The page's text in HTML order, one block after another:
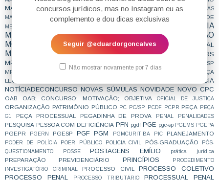
concursos jurídicos, mas no Instagram eu as
complemento e dou dicas exclusivas
Seguir @eduardorgoncalves
Não mostrar novamente por 7 dias
MAGISTRATURA ESTADUAL MAGISTRATURA FEDERAL
MAIS LIDAS
MAMÃES
MATERIAL MATERIAL GRATUITO MEDICINA LEGAL MENTALIDADE
MERCADO DE TRABALHO
METODOLOGIA
MINISTÉRIO PÚBLICO
MINORIAS
MOTIVAÇÃO
MOTIVACIONAL
MP MPAC MPBA MPCE MPDFT MPE MPESTADUAL
MPF MPF; DIREITO PENAL MPF28 MPF29
MPFLOVERS
MPFTEAM
MPMS
MPSP
MPT
MPU MUDANÇA DE JURISPRUDÊNCIA
MUDANÇA
LEGISLATIVA
NOTÍCIA
NOTÍCIADECONCURSO NOVAS SÚMULAS NOVIDADE NOVO CPC
OAB OAB; CONCURSO; MOTIVAÇÃO; OBJETIVA OFICIAL DE JUSTIÇA
ORGANIZAÇÃO PATRIMÔNIO PÚBLICO PC PC/SP PCDF PCPR PEÇA
PEÇA
G1
PEÇA PROCESSUAL PEGADINHA DE PROVA PENAL PENALIDADES
PESQUISA PESSOA COM DEFICIÊNCIA PFN pgdf PGE pge-sp PGEMS PGEPA
PGEPR PGERN PGESP PGF PGM PGMCURITIBA PIC PLANEJAMENTO
PODER DE POLÍCIA POER PÚBLICO POLICIA CIVIL PÓS-GRADUAÇÃO
PÓS-
QUESTIONAMENTO
POSSE POSTAGENS EMÍLIO prática jurídica
PREPARAÇÃO PREVIDENCIÁRIO PRINCÍPIOS
PROCEDIMENTO
INVESTIGATÓRIO CRIMINAL
PROCESSO CIVIL
PROCESSO COLETIVO
PROCESSO PENAL
PROCESSO TRIBUTÁRIO
PROCESSUAL PENAL